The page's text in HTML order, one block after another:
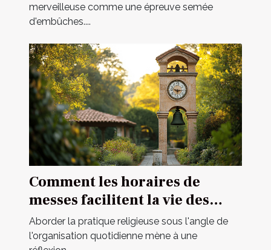
merveilleuse comme une épreuve semée
d'embûches....
Comment les horaires de
messes facilitent la vie des
pratiquants
Aborder la pratique religieuse sous l'angle de
l'organisation quotidienne mène à une